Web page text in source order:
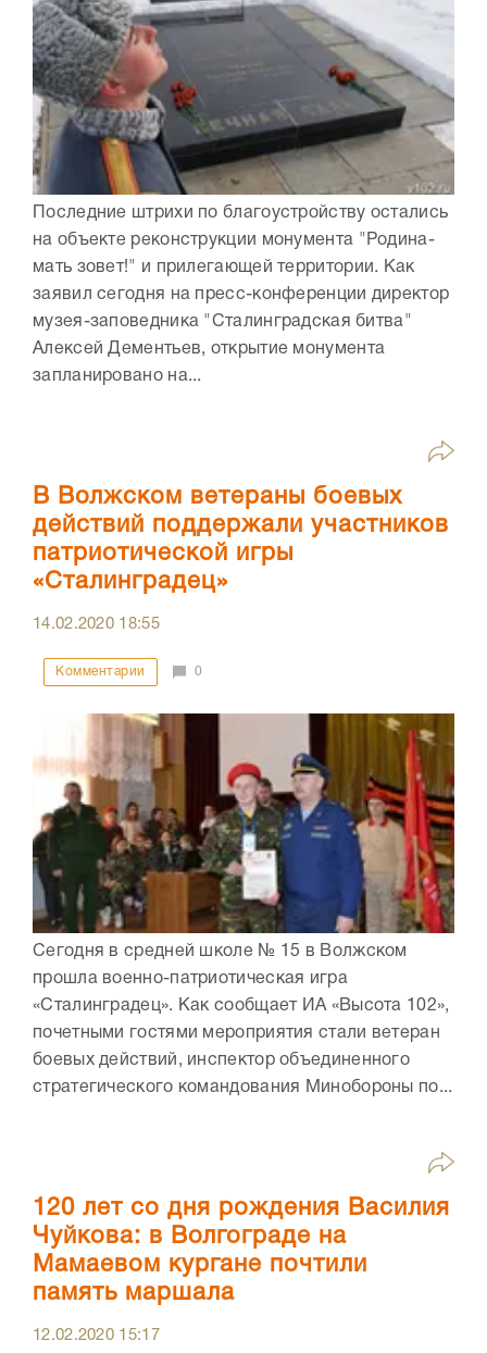
Последние штрихи по благоустройству остались
на объекте реконструкции монумента "Родина-
мать зовет!" и прилегающей территории. Как
заявил сегодня на пресс-конференции директор
музея-заповедника "Сталинградская битва"
Алексей Дементьев, открытие монумента
запланировано на...
В Волжском ветераны боевых
действий поддержали участников
патриотической игры
«Сталинградец»
14.02.2020 18:55
Комментарии 0
Сегодня в средней школе № 15 в Волжском
прошла военно-патриотическая игра
«Сталинградец». Как сообщает ИА «Высота 102»,
почетными гостями мероприятия стали ветеран
боевых действий, инспектор объединенного
стратегического командования Минобороны по...
120 лет со дня рождения Василия
Чуйкова: в Волгограде на
Мамаевом кургане почтили
память маршала
12.02.2020 15:17